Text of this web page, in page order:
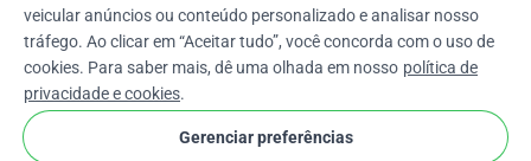
Ptarrow_drop_down
★★★★★4,9 / 5 com base em mais de 500 avaliações
veicular anúncios ou conteúdo personalizado e analisar nosso
tráfego. Ao clicar em “Aceitar tudo”, você concorda com o uso de
cookies. Para saber mais, dê uma olhada em nosso política de
privacidade e cookies.
Gerenciar preferências